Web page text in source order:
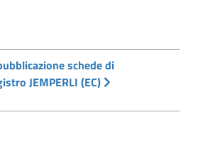
schede di
JEMPERLI (EC)